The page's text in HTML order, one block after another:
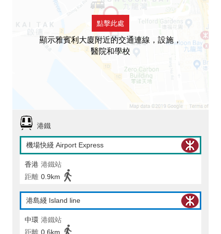
點擊此處
顯示雅賓利大廈附近的交通連線，設施，
醫院和學校
港鐵
機場快綫 Airport Express
香港 港鐵站
距離 0.9km
港島綫 Island line
中環 港鐵站
距離 0.6km